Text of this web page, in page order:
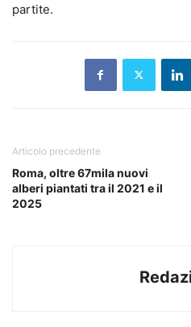
partite.
Articolo precedente
Roma, oltre 67mila nuovi
alberi piantati tra il 2021 e il
2025